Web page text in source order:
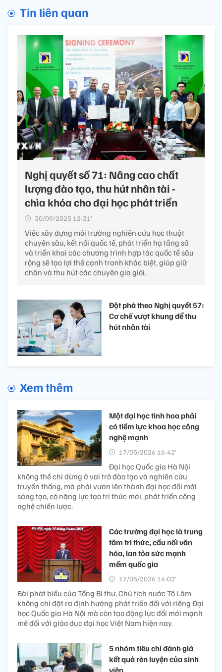
Tin liên quan
Nghị quyết số 71: Nâng cao chất
lượng đào tạo, thu hút nhân tài -
chìa khóa cho đại học phát triển
30/09/2025 12:31’
Việc xây dựng môi trường nghiên cứu học thuật
chuyên sâu, kết nối quốc tế, phát triển hạ tầng số
và triển khai các chương trình hợp tác quốc tế sâu
rộng sẽ tạo lợi thế cạnh tranh khác biệt, giúp giữ
chân và thu hút các chuyên gia giỏi.
Đột phá theo Nghị quyết 57:
Cơ chế vượt khung để thu
hút nhân tài
Xem thêm
Một đại học tinh hoa phải
có tiềm lực khoa học công
nghệ mạnh
17/05/2026 16:42’
Đại học Quốc gia Hà Nội
không thể chỉ dừng ở vai trò đào tạo và nghiên cứu
truyền thống, mà phải vươn lên thành đại học đổi mới
sáng tạo, có năng lực tạo tri thức mới, phát triển công
nghệ chiến lược.
Các trường đại học là trung
tâm tri thức, cầu nối văn
hóa, lan tỏa sức mạnh
mềm quốc gia
17/05/2026 14:02’
Bài phát biểu của Tổng Bí thư, Chủ tịch nước Tô Lâm
không chỉ đặt ra định hướng phát triển đối với riêng Đại
học Quốc gia Hà Nội mà còn tạo động lực đổi mới mạnh
mẽ đối với giáo dục đại học Việt Nam hiện nay.
5 nhóm tiêu chí đánh giá
kết quả rèn luyện của sinh
viên